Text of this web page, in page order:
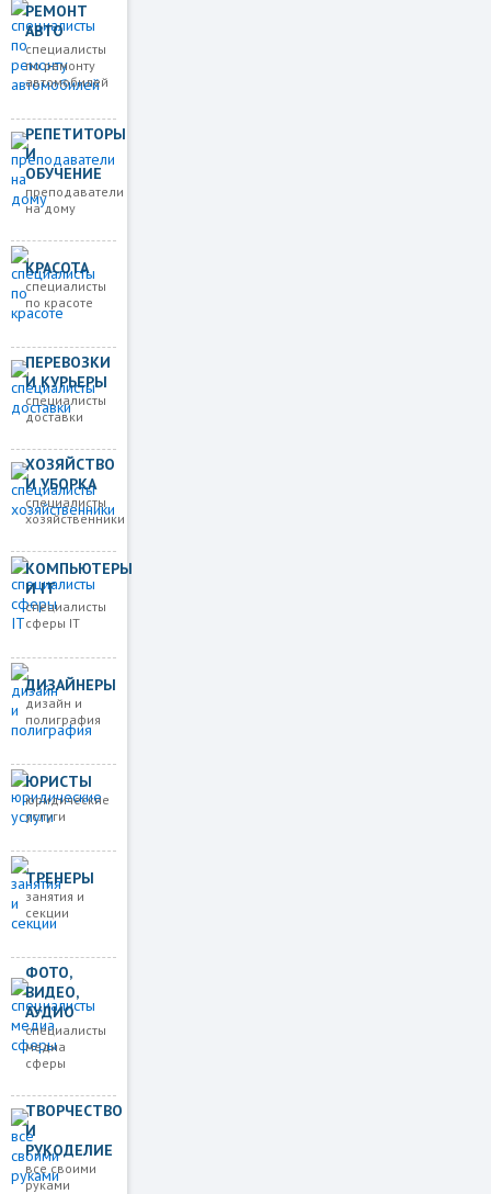
РЕМОНТ
АВТО
специалисты
по ремонту
автомобилей
РЕПЕТИТОРЫ
И
ОБУЧЕНИЕ
преподаватели
на дому
КРАСОТА
специалисты
по красоте
ПЕРЕВОЗКИ
И КУРЬЕРЫ
специалисты
доставки
ХОЗЯЙСТВО
И УБОРКА
специалисты
хозяйственники
КОМПЬЮТЕРЫ
И IT
специалисты
сферы IT
ДИЗАЙНЕРЫ
дизайн и
полиграфия
ЮРИСТЫ
юридические
услуги
ТРЕНЕРЫ
занятия и
секции
ФОТО,
ВИДЕО,
АУДИО
специалисты
медиа
сферы
ТВОРЧЕСТВО
И
РУКОДЕЛИЕ
все своими
руками